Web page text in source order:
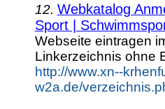
12. Webkatalog
Sport |
Webseite eintragen
Linkerzeichnis ohne
http://www.xn--
w2a.de/